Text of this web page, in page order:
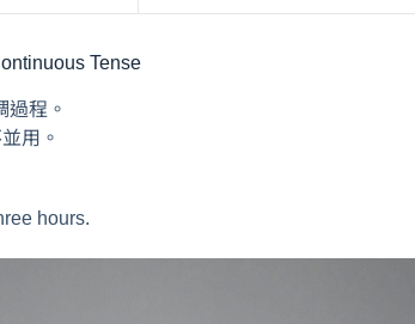
Tense
過程。
用。
hours.